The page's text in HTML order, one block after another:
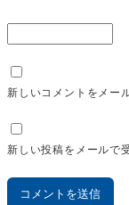
新しいコメントをメー
新しい投稿をメールで